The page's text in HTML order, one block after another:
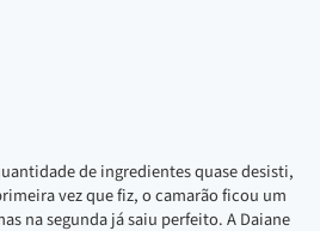
de ingredientes quase desisti,
vez que fiz, o camarão ficou um
na segunda já saiu perfeito. A Daiane